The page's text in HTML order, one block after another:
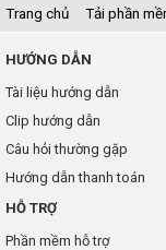
Trang chủ Tải phần
HƯỚNG DẪN
Tài liệu hướng dẫn
Clip hướng dẫn
Câu hỏi thường gặp
Hướng dẫn thanh toán
HỖ TRỢ
Phần mềm hỗ trợ